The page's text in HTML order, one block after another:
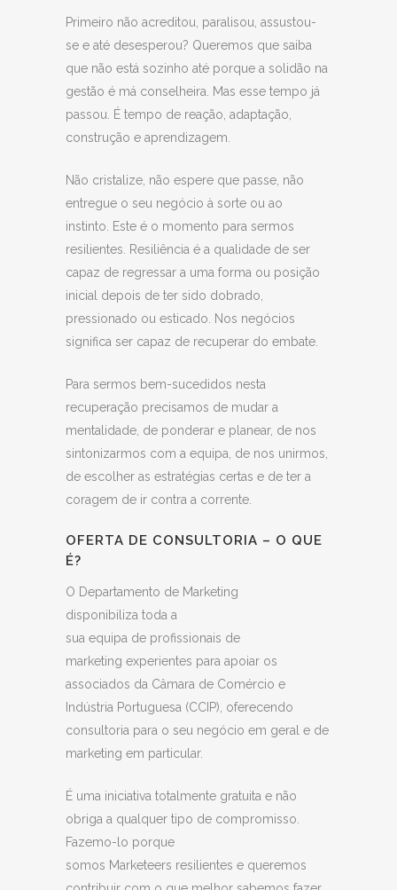
Primeiro não acreditou, paralisou, assustou-
se e até desesperou? Queremos que saiba
que não está sozinho até porque a solidão na
gestão é má conselheira. Mas esse tempo já
passou.
É tempo de reação, adaptação,
construção e aprendizagem.
Não cristalize, não espere que passe, não
entregue o seu negócio à sorte ou ao
instinto. Este é o momento para sermos
resilientes. Resiliência é a qualidade de ser
capaz de regressar a uma forma ou posição
inicial depois de ter sido dobrado,
pressionado ou esticado. Nos negócios
significa ser capaz de recuperar do embate.
Para sermos bem-sucedidos nesta
recuperação precisamos de mudar a
mentalidade, de ponderar e planear, de nos
sintonizarmos com a equipa, de nos unirmos,
de escolher as estratégias certas e de ter a
coragem de ir contra a corrente.
OFERTA DE CONSULTORIA – O QUE
É?
O Departamento de Marketing
disponibiliza toda a
sua equipa de profissionais de
marketing experientes para apoiar os
associados da Câmara de Comércio e
Indústria Portuguesa (CCIP), oferecendo
consultoria para o seu negócio em geral e de
marketing em particular.
É uma iniciativa totalmente gratuita e não
obriga a qualquer tipo de compromisso.
Fazemo-lo porque
somos Marketeers resilientes e queremos